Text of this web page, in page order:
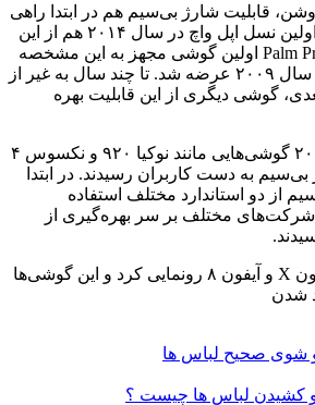
قابلیت شارژ بی‌سیم هم در ابتدا راهی
اپل واچ شد. در حقیقت اولین نسل اپل واچ در سال ۲۰۱۴ هم از این
مشخصه بهره می‌برد. Palm Pre اولین گوشی مجهز به این مشخصه
محسوب می‌شود که در سال ۲۰۰۹ عرضه شد. تا چند سال به غیر از
گوشی دیگری از این قابلیت بهره
اما در نهایت در سال ۲۰۱۲ گوشی‌هایی مانند نوکیا ۹۲۰ و نکسوس ۴
به دست کاربران رسیدند. در ابتدا
از دو استاندارد مختلف استفاده
مختلف بر سر بهره‌گیری از
در سال ۲۰۱۷ اپل از آیفون X و آیفون ۸ رونمایی کرد و این گوشی‌ها
شدن
شوی صحیح لباس ها
کشیدن لباس ها چیست ؟